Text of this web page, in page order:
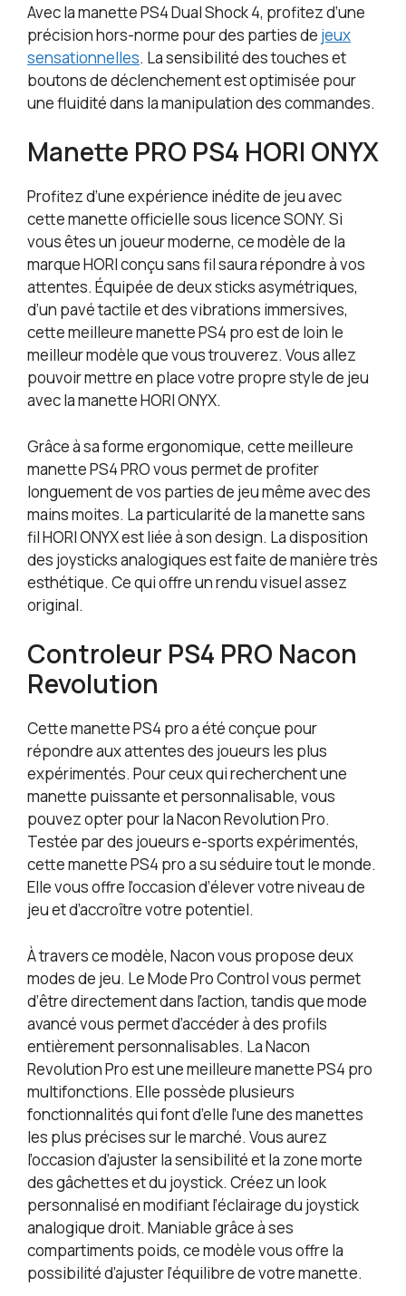
Avec la manette PS4 Dual Shock 4, profitez d’une
précision hors-norme pour des parties de jeux
sensationnelles. La sensibilité des touches et
boutons de déclenchement est optimisée pour
une fluidité dans la manipulation des commandes.
Manette PRO PS4 HORI ONYX
Profitez d’une expérience inédite de jeu avec
cette manette officielle sous licence SONY. Si
vous êtes un joueur moderne, ce modèle de la
marque HORI conçu sans fil saura répondre à vos
attentes. Équipée de deux sticks asymétriques,
d’un pavé tactile et des vibrations immersives,
cette meilleure manette PS4 pro est de loin le
meilleur modèle que vous trouverez. Vous allez
pouvoir mettre en place votre propre style de jeu
avec la manette HORI ONYX.
Grâce à sa forme ergonomique, cette meilleure
manette PS4 PRO vous permet de profiter
longuement de vos parties de jeu même avec des
mains moites. La particularité de la manette sans
fil HORI ONYX est liée à son design. La disposition
des joysticks analogiques est faite de manière très
esthétique. Ce qui offre un rendu visuel assez
original.
Controleur PS4 PRO Nacon
Revolution
Cette manette PS4 pro a été conçue pour
répondre aux attentes des joueurs les plus
expérimentés. Pour ceux qui recherchent une
manette puissante et personnalisable, vous
pouvez opter pour la Nacon Revolution Pro.
Testée par des joueurs e-sports expérimentés,
cette manette PS4 pro a su séduire tout le monde.
Elle vous offre l’occasion d’élever votre niveau de
jeu et d’accroître votre potentiel.
À travers ce modèle, Nacon vous propose deux
modes de jeu. Le Mode Pro Control vous permet
d’être directement dans l’action, tandis que mode
avancé vous permet d’accéder à des profils
entièrement personnalisables. La Nacon
Revolution Pro est une meilleure manette PS4 pro
multifonctions. Elle possède plusieurs
fonctionnalités qui font d’elle l’une des manettes
les plus précises sur le marché. Vous aurez
l’occasion d’ajuster la sensibilité et la zone morte
des gâchettes et du joystick. Créez un look
personnalisé en modifiant l’éclairage du joystick
analogique droit. Maniable grâce à ses
compartiments poids, ce modèle vous offre la
possibilité d’ajuster l’équilibre de votre manette.